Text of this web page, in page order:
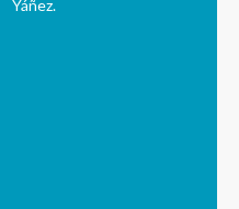
Yáñez.